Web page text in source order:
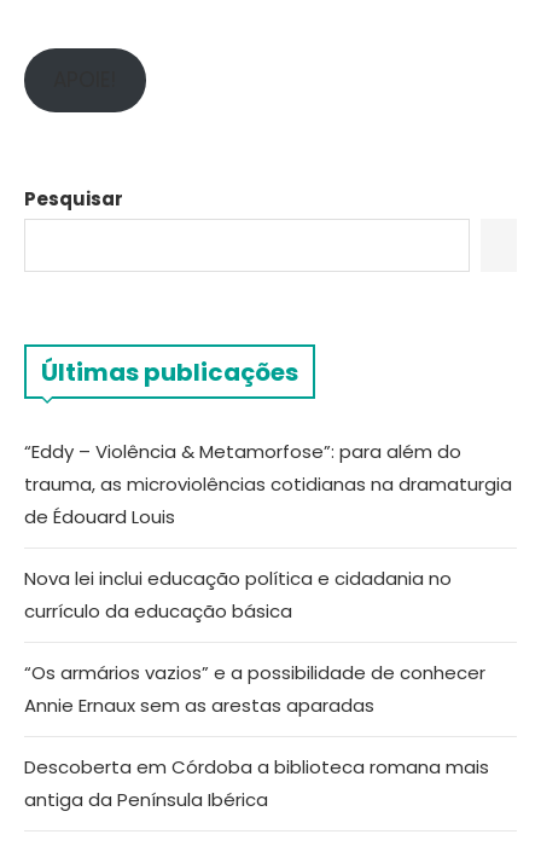
Pesquisar
Últimas publicações
“Eddy – Violência & Metamorfose”: para além do
trauma, as microviolências cotidianas na dramaturgia
de Édouard Louis
Nova lei inclui educação política e cidadania no
currículo da educação básica
“Os armários vazios” e a possibilidade de conhecer
Annie Ernaux sem as arestas aparadas
Descoberta em Córdoba a biblioteca romana mais
antiga da Península Ibérica